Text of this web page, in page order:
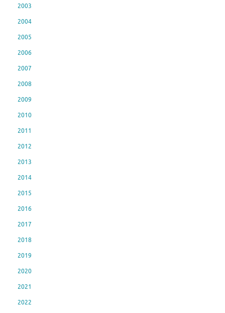
2003
2004
2005
2006
2007
2008
2009
2010
2011
2012
2013
2014
2015
2016
2017
2018
2019
2020
2021
2022